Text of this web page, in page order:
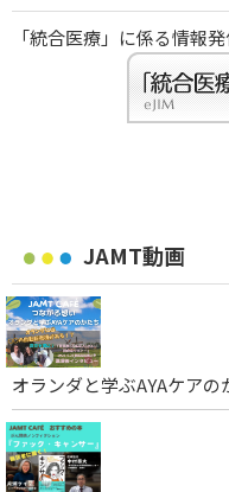
「統合医療」に係る情報
JAMT動画
オランダと学ぶAYAケアの